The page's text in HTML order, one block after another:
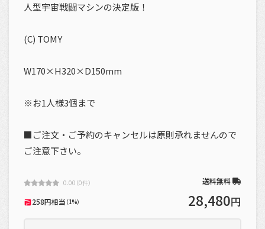
人型宇宙戦闘マシンの決定版！
(C) TOMY
W170×H320×D150mm
※お1人様3個まで
■ご注文・ご予約のキャンセルは原則承れませんので
ご注意下さい。
0.00（0件） 送料無料
258円相当 （1%） 28,480円